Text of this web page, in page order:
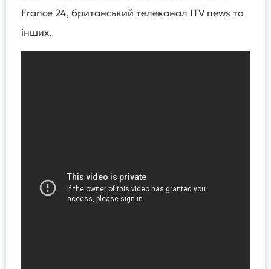
France 24, британський телеканал ITV news та
інших.